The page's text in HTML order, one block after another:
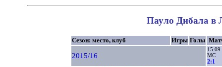
Пауло Дибала в
Сезон: место, клуб Игры Голы
2015/16
15.09
МС
2:1